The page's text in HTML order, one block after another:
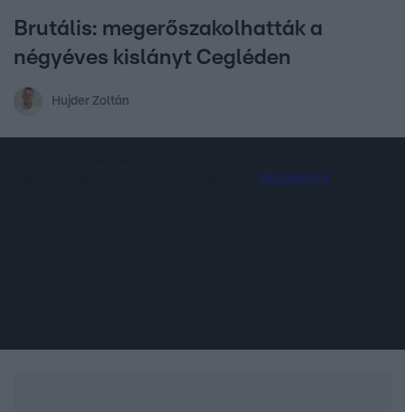
Brutális: megerőszakolhatták a
négyéves kislányt Cegléden
Hujder Zoltán